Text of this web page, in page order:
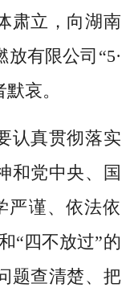
肃立，向湖南
有限公司“5·
哀。
认真贯彻落实
和党中央、国
严谨、依法依
“四不放过”的
题查清楚、把